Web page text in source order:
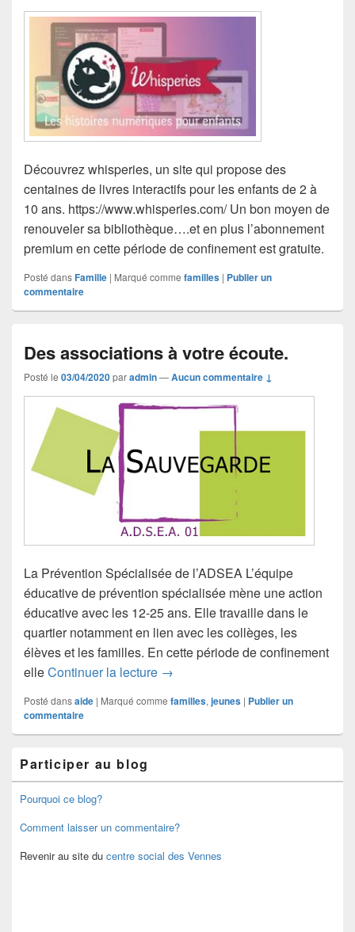
Découvrez whisperies, un site qui propose des
centaines de livres interactifs pour les enfants de 2 à
10 ans. https://www.whisperies.com/ Un bon moyen de
renouveler sa bibliothèque….et en plus l’abonnement
premium en cette période de confinement est gratuite.
Posté dansFamille | Marqué comme familles | Publier un
commentaire
Des associations à votre écoute.
Posté le 03/04/2020paradmin—Aucun commentaire ↓
La Prévention Spécialisée de l’ADSEA L’équipe
éducative de prévention spécialisée mène une action
éducative avec les 12-25 ans. Elle travaille dans le
quartier notamment en lien avec les collèges, les
élèves et les familles. En cette période de confinement
elleContinuer la lecture Des associations à votre écoute.
→
Posté dansaide | Marqué comme familles, jeunes | Publier un
commentaire
principale
de
widget
latérale
Participer au blog
Pourquoi ce blog?
Comment laisser un commentaire?
Revenir au site du centre social des Vennes